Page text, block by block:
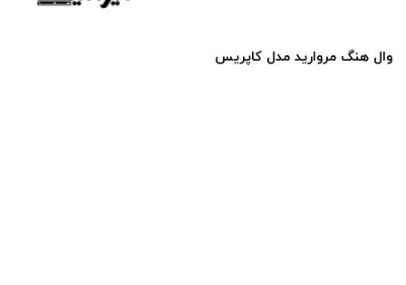
وال هنگ مروارید مدل کاپریس